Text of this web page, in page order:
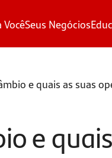
VocêSeus Negócios
e quais as suas
e